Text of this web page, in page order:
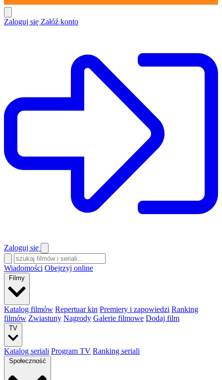
Zaloguj się Załóź konto
Zaloguj się
Wiadomości Obejrzyj online
Filmy
Katalog filmów Repertuar kin Premiery i zapowiedzi Ranking
filmów Zwiastuny Nagrody Galerie filmowe Dodaj film
TV
Katalog seriali Program TV Ranking seriali
Społeczność